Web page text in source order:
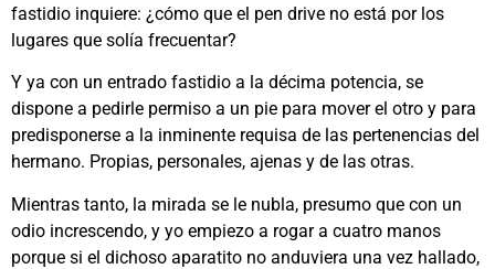
fastidio inquiere: ¿cómo que el pen drive no está por los
lugares que solía frecuentar?
Y ya con un entrado fastidio a la décima potencia, se
dispone a pedirle permiso a un pie para mover el otro y para
predisponerse a la inminente requisa de las pertenencias del
hermano. Propias, personales, ajenas y de las otras.
Mientras tanto, la mirada se le nubla, presumo que con un
odio increscendo, y yo empiezo a rogar a cuatro manos
porque si el dichoso aparatito no anduviera una vez hallado,